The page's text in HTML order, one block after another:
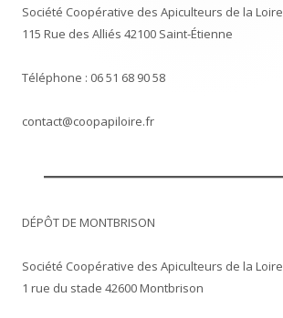
Société Coopérative des Apiculteurs de la Loire
115 Rue des Alliés 42100 Saint-Étienne
Téléphone : 06 51 68 90 58
contact@coopapiloire.fr
DÉPÔT DE MONTBRISON
Société Coopérative des Apiculteurs de la Loire
1 rue du stade 42600 Montbrison